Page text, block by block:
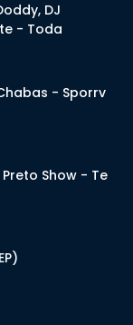
DJ
- Toda
- Sporrv
Show - Te